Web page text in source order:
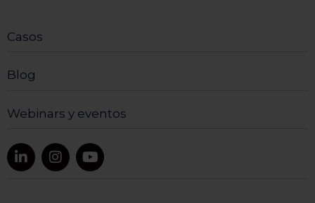
Casos
Blog
Webinars y eventos